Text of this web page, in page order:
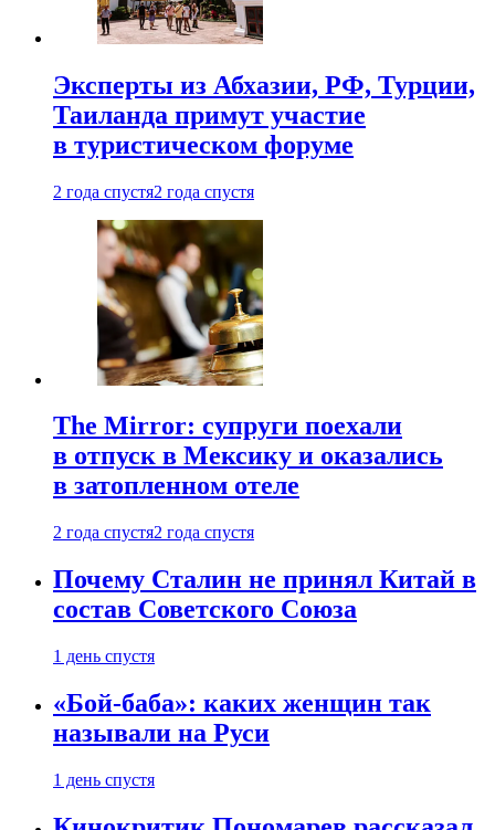
Эксперты из Абхазии, РФ, Турции,
Таиланда примут участие
в туристическом форуме
2 года спустя2 года спустя
The Mirror: супруги поехали
в отпуск в Мексику и оказались
в затопленном отеле
2 года спустя2 года спустя
Почему Сталин не принял Китай в
состав Советского Союза
1 день спустя
«Бой-баба»: каких женщин так
называли на Руси
1 день спустя